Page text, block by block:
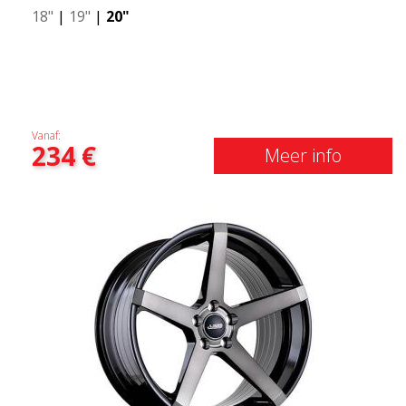
18" | 19" | 20"
Vanaf:
234€ Meer info